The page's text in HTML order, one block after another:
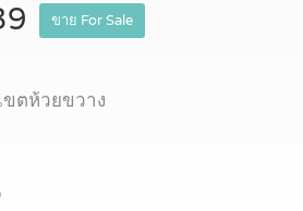
ขาย For Sale
ขตห้วยขวาง